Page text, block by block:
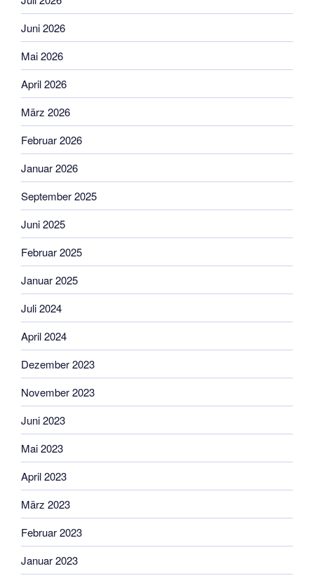
Juni 2026
Mai 2026
April 2026
März 2026
Februar 2026
Januar 2026
September 2025
Juni 2025
Februar 2025
Januar 2025
Juli 2024
April 2024
Dezember 2023
November 2023
Juni 2023
Mai 2023
April 2023
März 2023
Februar 2023
Januar 2023